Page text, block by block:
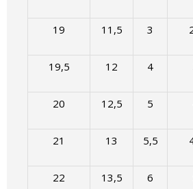
19 11,5 3
19,5 12 4
20 12,5 5
21 13 5,5
22 13,5 6